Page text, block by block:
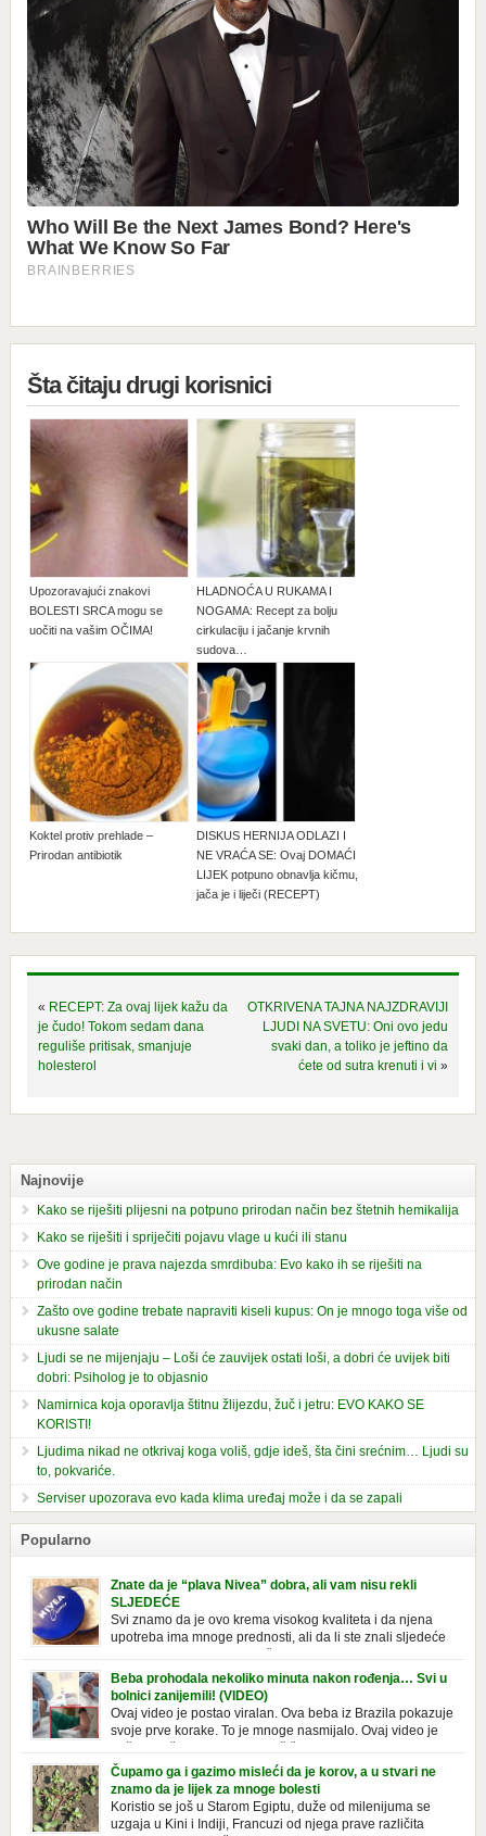
Šta čitaju drugi korisnici
Upozoravajući znakovi
BOLESTI SRCA mogu se
uočiti na vašim OČIMA!
HLADNOĆA U RUKAMA I
NOGAMA: Recept za bolju
cirkulaciju i jačanje krvnih
sudova…
Koktel protiv prehlade –
Prirodan antibiotik
DISKUS HERNIJA ODLAZI I
NE VRAĆA SE: Ovaj DOMAĆI
LIJEK potpuno obnavlja kičmu,
jača je i liječi (RECEPT)
« RECEPT: Za ovaj lijek kažu da
je čudo! Tokom sedam dana
reguliše pritisak, smanjuje
holesterol
OTKRIVENA TAJNA NAJZDRAVIJI
LJUDI NA SVETU: Oni ovo jedu
svaki dan, a toliko je jeftino da
ćete od sutra krenuti i vi »
Najnovije
Kako se riješiti plijesni na potpuno prirodan način bez štetnih hemikalija
Kako se riješiti i spriječiti pojavu vlage u kući ili stanu
Ove godine je prava najezda smrdibuba: Evo kako ih se riješiti na
prirodan način
Zašto ove godine trebate napraviti kiseli kupus: On je mnogo toga više od
ukusne salate
Ljudi se ne mijenjaju – Loši će zauvijek ostati loši, a dobri će uvijek biti
dobri: Psiholog je to objasnio
Namirnica koja oporavlja štitnu žlijezdu, žuč i jetru: EVO KAKO SE
KORISTI!
Ljudima nikad ne otkrivaj koga voliš, gdje ideš, šta čini srećnim… Ljudi su
to, pokvariće.
Serviser upozorava evo kada klima uređaj može i da se zapali
Popularno
Znate da je “plava Nivea” dobra, ali vam nisu rekli
SLJEDEĆE
Svi znamo da je ovo krema visokog kvaliteta i da njena
upotreba ima mnoge prednosti, ali da li ste znali sljedeće
o njoj. Nivea krema u klasičnoj, plavoj kutiji,
prepoznatljivog mirisa i jednostavne formule, jeste nezamenljiv inventar
u kupatilima i muškaraca i žena. Mnogi ljudi se ne odvajaju od nje, pa je
čak nose sa […]
Beba prohodala nekoliko minuta nakon rođenja… Svi u
bolnici zanijemili! (VIDEO)
Ovaj video je postao viralan. Ova beba iz Brazila pokazuje
svoje prve korake. To je mnoge nasmijalo. Ovaj video je
baš neobičan. Ne viđamo baš često ovakve korake kod
novorođenih beba. Video je snimila babica, pregledalo ga je preko 80
miliona ljudi. Ove babice su ostale u čudu nakon što su vidjeli kako
beba želi […]
Čupamo ga i gazimo misleći da je korov, a u stvari ne
znamo da je lijek za mnoge bolesti
Koristio se još u Starom Egiptu, duže od milenijuma se
uzgaja u Kini i Indiji, Francuzi od njega prave različita